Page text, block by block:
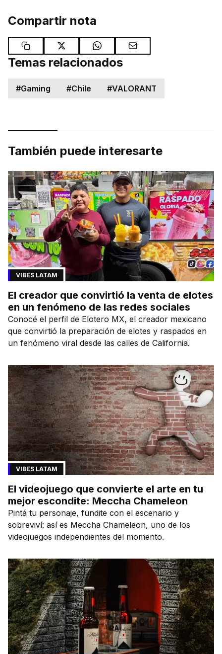
Compartir nota
Temas relacionados
#Gaming #Chile #VALORANT
También puede interesarte
VIBES LATAM
El creador que convirtió la venta de elotes
en un fenómeno de las redes sociales
Conocé el perfil de Elotero MX, el creador mexicano
que convirtió la preparación de elotes y raspados en
un fenómeno viral desde las calles de California.
VIBES LATAM
El videojuego que convierte el arte en tu
mejor escondite: Meccha Chameleon
Pintá tu personaje, fundite con el escenario y
sobreviví: así es Meccha Chameleon, uno de los
videojuegos independientes del momento.